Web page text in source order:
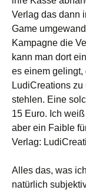
Verlag das dann
Game
Kampagne die
kann man dort
es einem gelingt,
LudiCreations zu
stehlen. Eine
15 Euro. Ich
aber ein Faible
Verlag:
Alles das, was
natürlich